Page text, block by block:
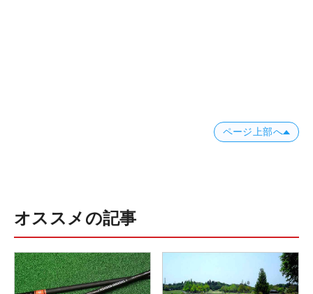
ページ上部へ
オススメの記事